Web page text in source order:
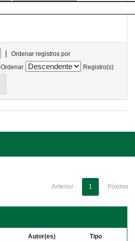
|
Ordenar registros por
Ordenar
Registro(s)
Anterior 1 Póximo
Autor(es) Tipo